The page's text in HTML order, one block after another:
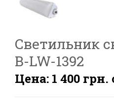
Светильник
B-LW-1392
Цена: 1 400